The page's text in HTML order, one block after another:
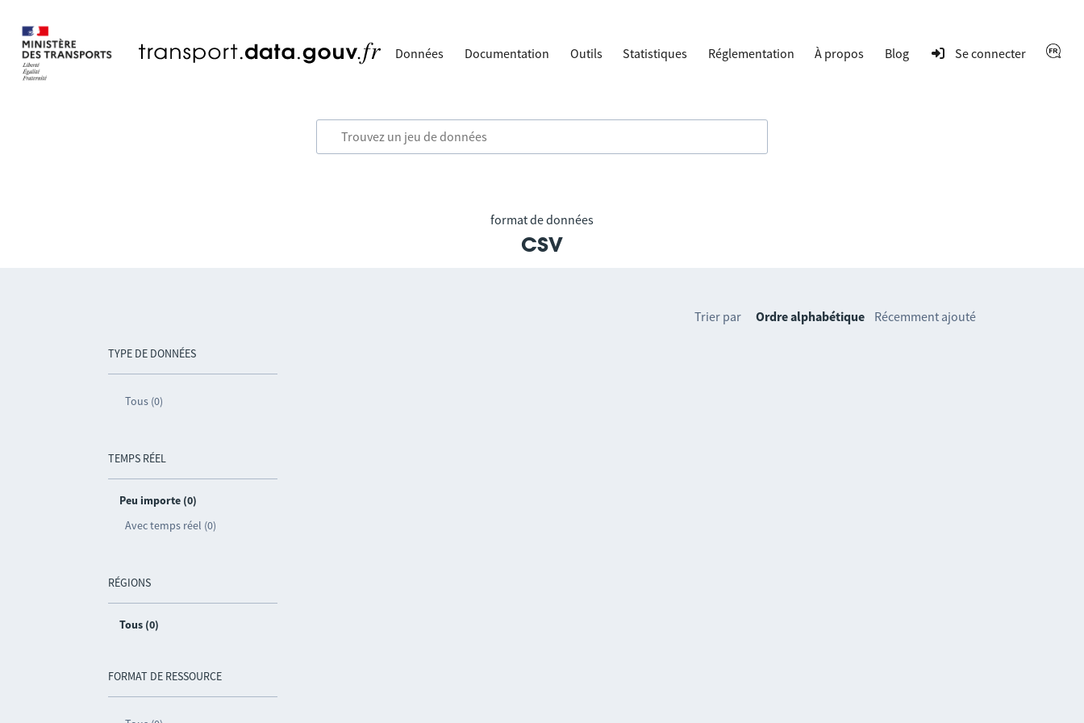
Données Documentation Outils Statistiques Réglementation À propos Blog Se connecter
format de données
csv
TYPE DE DONNÉES
Tous (0)
TEMPS RÉEL
Peu importe (0)
Avec temps réel (0)
RÉGIONS
Tous (0)
FORMAT DE RESSOURCE
Trier par Ordre alphabétique Récemment ajouté